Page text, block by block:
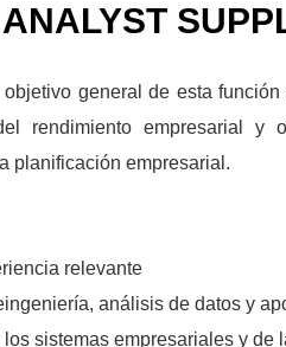
general de esta
rendimiento empresarial y
planificación empresarial.
relevante
análisis de datos y
sistemas empresariales y de